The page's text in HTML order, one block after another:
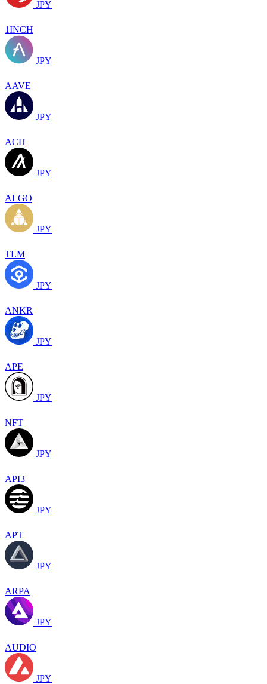
JPY
1INCH
JPY
AAVE
JPY
ACH
JPY
ALGO
JPY
TLM
JPY
ANKR
JPY
APE
JPY
NFT
JPY
API3
JPY
APT
JPY
ARPA
JPY
AUDIO
JPY